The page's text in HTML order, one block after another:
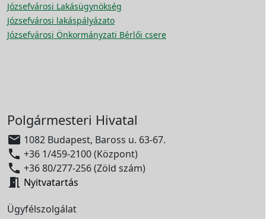
Józsefvárosi Lakásügynökség
Józsefvárosi lakáspályázato
Józsefvárosi Önkormányzati Bérlői csere
Polgármesteri Hivatal
 1082 Budapest, Baross u. 63-67.
 +36 1/459-2100 (Központ)
 +36 80/277-256 (Zöld szám)
 Nyitvatartás
Ügyfélszolgálat